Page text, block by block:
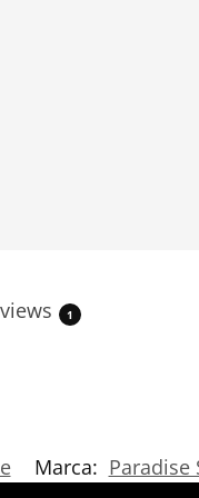
1
Marca: Paradise